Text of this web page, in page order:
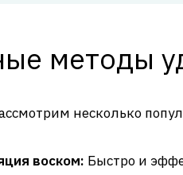
методы
несколько
воском: Быстро и